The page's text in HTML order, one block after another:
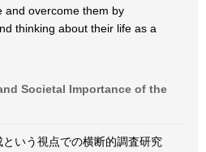
and overcome them by
thinking about their life as a
Societal Importance of the
いう視点での横断的調査研究